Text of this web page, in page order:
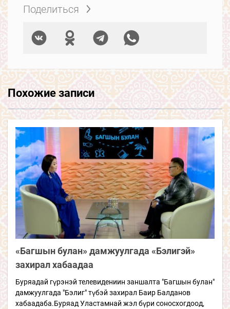
Поделиться
Похожие записи
«Багшын булан» дамжуулгада «Бэлигэй»
захирал хабаадаа
Буряадай гүрэнэй телевидениин заншалта "Багшын булан"
дамжуулгада "Бэлиг" түбэй захирал Баир Балданов
хабаадаба.Буряад Уластамнай жэл бүри соносхогдоод,